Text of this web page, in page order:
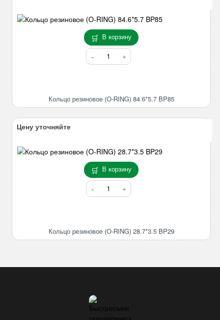
3TNE78/
3TNE82/
3TNV82
В корзину
Количество
товара
RING)
Кольцо резиновое (O-RING) 84.6*5.7 BP85
В корзину
Количество
товара
RING)
Кольцо резиновое (O-RING) 28.7*3.5 BP29
Цену уточняйте